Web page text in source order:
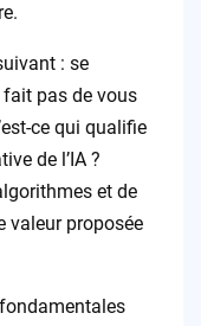
: se
fait pas de vous
ce qui qualifie
de l’IA ?
et de
valeur proposée